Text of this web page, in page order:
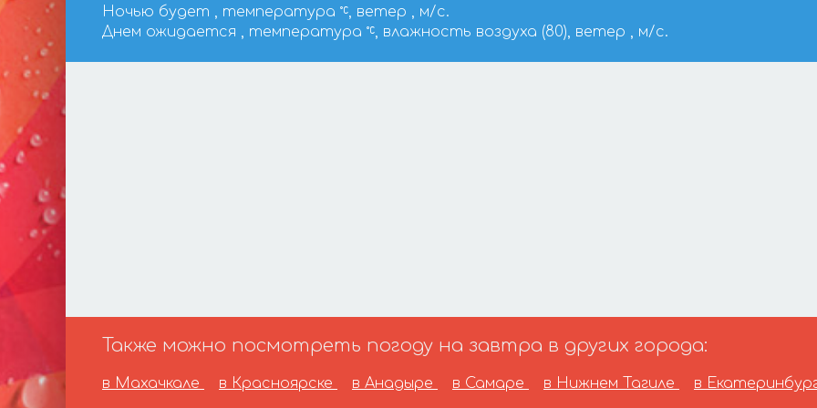
Ночью будет , температура
, ветер , м/с.
Днем ожидается , температура
, влажность воздуха (80), ветер , м/с.
Также можно посмотреть погоду на завтра в других города:
в Махачкале в Красноярске в Анадыре в Самаре в Нижнем Тагиле в